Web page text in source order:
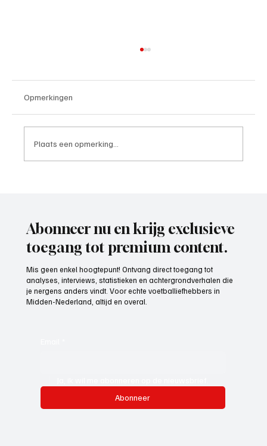
Opmerkingen
Plaats een opmerking...
Abonneer nu en krijg exclusieve
toegang tot premium content.
Mis geen enkel hoogtepunt! Ontvang direct toegang tot
analyses, interviews, statistieken en achtergrondverhalen die
je nergens anders vindt. Voor echte voetballiefhebbers in
Midden-Nederland, altijd en overal.
Abonneer